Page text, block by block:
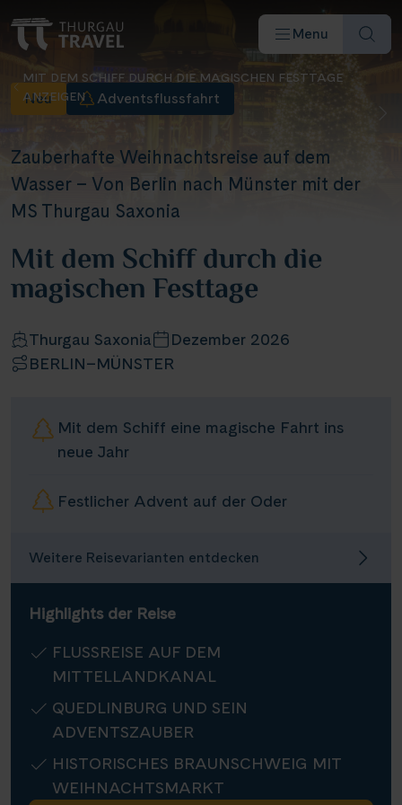
Menu
Reiseziele & Flüsse
Schiffe
Reisearten
Angebote
Infos
Kontakt
Newsletter
Kundenlogin
Agenturbereich
WhatsAppHotline +49 30 346 456 950CH
MIT DEM SCHIFF DURCH DIE MAGISCHEN FESTTAGE
ANZEIGEN
Neu Adventsflussfahrt
Zauberhafte Weihnachtsreise auf dem
Wasser – Von Berlin nach Münster mit der
MS Thurgau Saxonia
Mit dem Schiff durch die
magischen Festtage
Thurgau Saxonia
Dezember 2026
BERLIN–MÜNSTER
Mit dem Schiff eine magische Fahrt ins
neue Jahr
Festlicher Advent auf der Oder
Weitere Reisevarianten entdecken
Highlights der Reise
FLUSSREISE AUF DEM
MITTELLANDKANAL
QUEDLINBURG UND SEIN
ADVENTSZAUBER
HISTORISCHES BRAUNSCHWEIG MIT
WEIHNACHTSMARKT